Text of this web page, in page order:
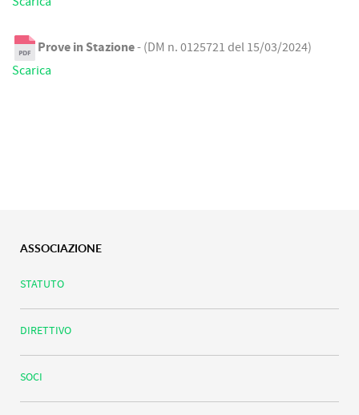
Prove in Stazione- (DM n. 0125721 del 15/03/2024)
Scarica
ASSOCIAZIONE
STATUTO
DIRETTIVO
SOCI